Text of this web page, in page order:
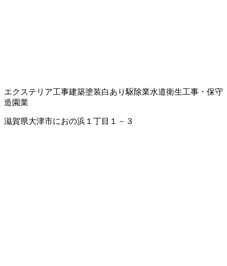
エクステリア工事建築塗装白あり駆除業水道衛生工事・保守
造園業
滋賀県大津市におの浜１丁目１－３